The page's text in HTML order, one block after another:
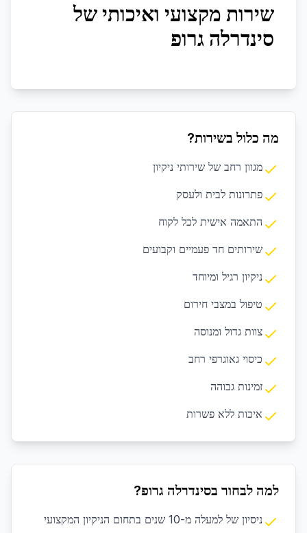
שירות מקצועי ואיכותי של
סינדרלה גרופ
מה כלול בשירות?
מגוון רחב של שירותי ניקיון
פתרונות לבית ולעסק
התאמה אישית לכל לקוח
שירותים חד פעמיים וקבועים
ניקיון רגיל ומיוחד
טיפול במצבי חירום
צוות גדול ומנוסה
כיסוי גאוגרפי רחב
זמינות גבוהה
איכות ללא פשרות
למה לבחור בסינדרלה גרופ?
ניסיון של למעלה מ-10 שנים בתחום הניקיון המקצועי